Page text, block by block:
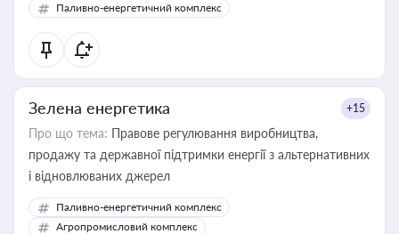
Паливно-енергетичний комплекс
Зелена енергетика +15
Про що тема: Правове регулювання виробництва,
продажу та державної підтримки енергії з альтернативних
і відновлюваних джерел
Паливно-енергетичний комплекс
Агропромисловий комплекс